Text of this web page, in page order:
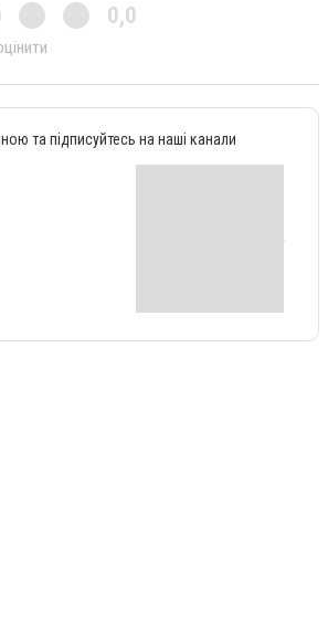
0,0
та підписуйтесь на наші канали